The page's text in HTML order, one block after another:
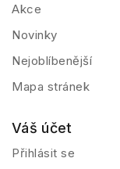
Akce
Novinky
Nejoblíbenější
Mapa stránek
Váš účet
Přihlásit se